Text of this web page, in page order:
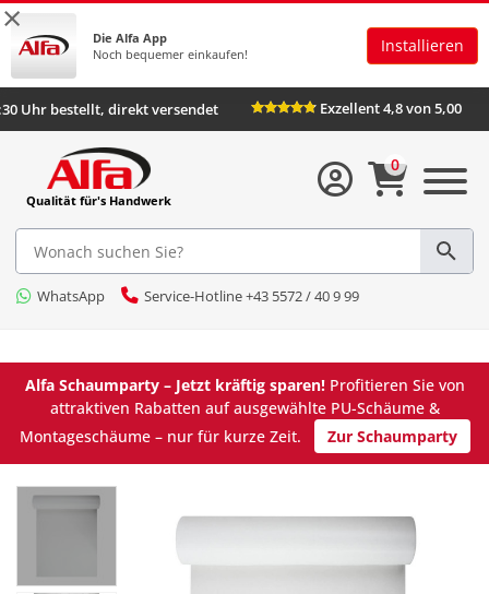
×
Die Alfa App
Noch bequemer einkaufen!
Installieren
Bis 16:30 Uhr bestellt, direkt versendet Exzellent 4,8 von
Qualität für's Handwerk
WhatsApp Service-Hotline +43 5572 / 40 9 99
0
Alfa Schaumparty – Jetzt kräftig sparen!Profitieren Sie von
attraktiven Rabatten auf ausgewählte PU-Schäume &
Montageschäume – nur für kurze Zeit.
Zur Schaumparty